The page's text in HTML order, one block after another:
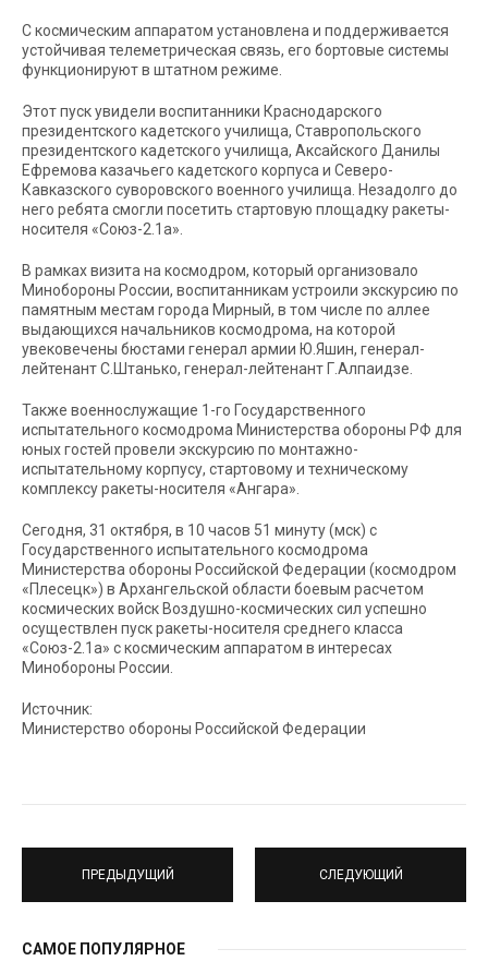
С космическим аппаратом установлена и поддерживается
устойчивая телеметрическая связь, его бортовые системы
функционируют в штатном режиме.
Этот пуск увидели воспитанники Краснодарского
президентского кадетского училища, Ставропольского
президентского кадетского училища, Аксайского Данилы
Ефремова казачьего кадетского корпуса и Северо-
Кавказского суворовского военного училища. Незадолго до
него ребята смогли посетить стартовую площадку ракеты-
носителя «Союз-2.1а».
В рамках визита на космодром, который организовало
Минобороны России, воспитанникам устроили экскурсию по
памятным местам города Мирный, в том числе по аллее
выдающихся начальников космодрома, на которой
увековечены бюстами генерал армии Ю.Яшин, генерал-
лейтенант С.Штанько, генерал-лейтенант Г.Алпаидзе.
Также военнослужащие 1-го Государственного
испытательного космодрома Министерства обороны РФ для
юных гостей провели экскурсию по монтажно-
испытательному корпусу, стартовому и техническому
комплексу ракеты-носителя «Ангара».
Сегодня, 31 октября, в 10 часов 51 минуту (мск) с
Государственного испытательного космодрома
Министерства обороны Российской Федерации (космодром
«Плесецк») в Архангельской области боевым расчетом
космических войск Воздушно-космических сил успешно
осуществлен пуск ракеты-носителя среднего класса
«Союз-2.1а» с космическим аппаратом в интересах
Минобороны России.
Источник:
Министерство обороны Российской Федерации
ПРЕДЫДУЩИЙ СЛЕДУЮЩИЙ
САМОЕ ПОПУЛЯРНОЕ